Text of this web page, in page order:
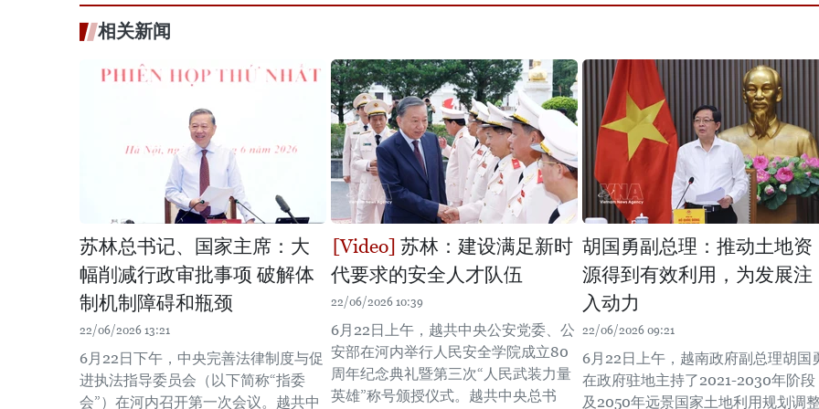
相关新闻
苏林总书记、国家主席：大
幅削减行政审批事项 破解体
制机制障碍和瓶颈
22/06/2026 13:21
6月22日下午，中央完善法律制度与促
进执法指导委员会（以下简称“指委
会”）在河内召开第一次会议。越共中
苏林：建设满足新时
代要求的安全人才队伍
22/06/2026 10:39
6月22日上午，越共中央公安党委、公
安部在河内举行人民安全学院成立80
周年纪念典礼暨第三次“人民武装力量
英雄”称号颁授仪式。越共中央总书
胡国勇副总理：推动土地资
源得到有效利用，为发展注
入动力
22/06/2026 09:21
6月22日上午，越南政府副总理胡国
在政府驻地主持了2021-2030年阶段
及2050年远景国家土地利用规划调